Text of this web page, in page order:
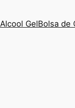
Alcool GelBolsa de